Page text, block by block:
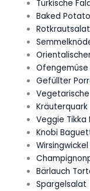
Türkische
Baked
Rotkrautsalat
Gefüllter
Kräuterquark
Veggie Tikka
Knobi
Bärlauch
Spargelsalat